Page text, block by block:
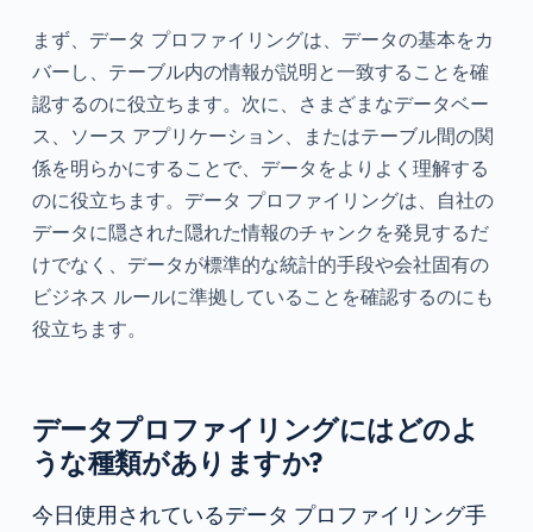
まず、データ プロファイリングは、データの基本をカ
バーし、テーブル内の情報が説明と一致することを確
認するのに役立ちます。次に、さまざまなデータベー
ス、ソース アプリケーション、またはテーブル間の関
係を明らかにすることで、データをよりよく理解する
のに役立ちます。データ プロファイリングは、自社の
データに隠された隠れた情報のチャンクを発見するだ
けでなく、データが標準的な統計的手段や会社固有の
ビジネス ルールに準拠していることを確認するのにも
役立ちます。
データプロファイリングにはどのよ
うな種類がありますか?
今日使用されているデータ プロファイリング手